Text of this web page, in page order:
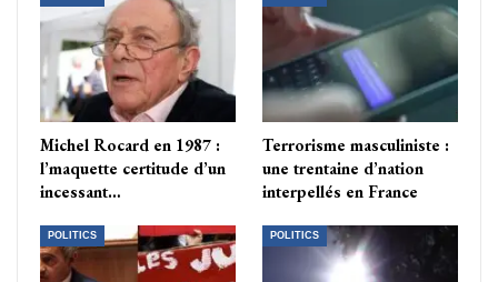
Michel Rocard en 1987 :
l’maquette certitude d’un
incessant…
Terrorisme masculiniste :
une trentaine d’nation
interpellés en France
POLITICS POLITICS